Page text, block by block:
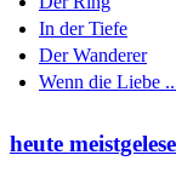
In der Tiefe
Der Wanderer
Wenn die Liebe
heute